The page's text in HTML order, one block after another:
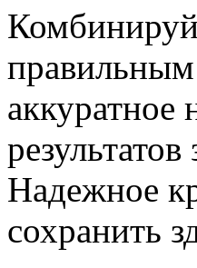
аккуратное
Надежное
сохранить